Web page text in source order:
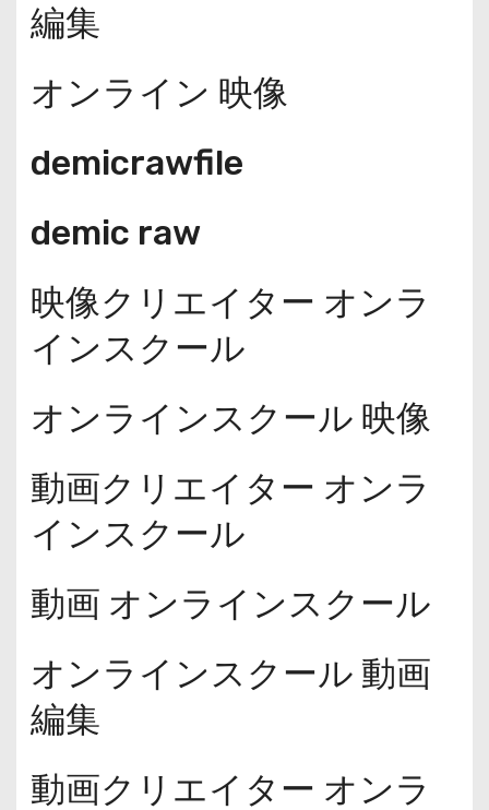
編集
オンライン 映像
demicrawfile
demic raw
映像クリエイター オンラ
インスクール
オンラインスクール 映像
動画クリエイター オンラ
インスクール
動画 オンラインスクール
オンラインスクール 動画
編集
動画クリエイター オンラ